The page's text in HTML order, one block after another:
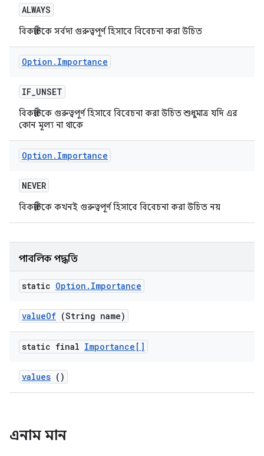
ALWAYS
বিকল্পটিকে সর্বদা গুরুত্বপূর্ণ হিসাবে বিবেচনা করা উচিত
Option . Importance
IF_UNSET
বিকল্পটিকে গুরুত্বপূর্ণ হিসাবে বিবেচনা করা উচিত শুধুমাত্র যদি এর
কোন মূল্য না থাকে
Option . Importance
NEVER
বিকল্পটিকে কখনই গুরুত্বপূর্ণ হিসাবে বিবেচনা করা উচিত নয়
পাবলিক পদ্ধতি
static Option . Importance
valueOf (String name)
static final Importance[]
values ()
এনাম মান